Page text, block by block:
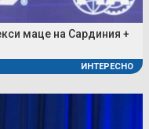
маце на Сардиния +
ИНТЕРЕСНО